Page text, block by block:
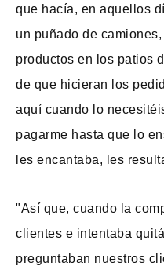
que hacía, en aquellos
un puñado de
productos en los patios
de que hicieran los
aquí cuando lo
pagarme hasta que lo
les encantaba, les
"Así que, cuando la
clientes e intentaba
preguntaban nuestros